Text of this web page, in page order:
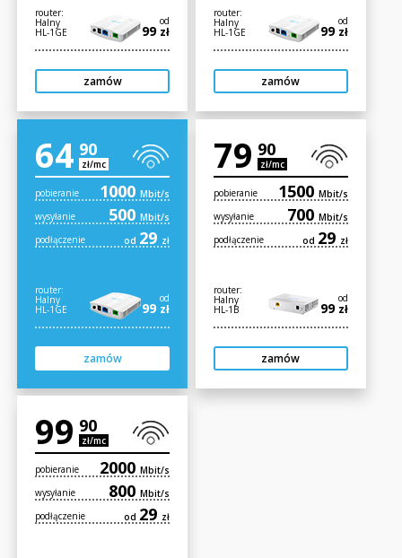
router:
Halny
HL-1GE
od
99 zł
zamów
router:
Halny
HL-1GE
od
99 zł
zamów
6490
zł/mc
pobieranie 1000Mbit/s
wysyłanie
500Mbit/s
podłączenie
od 29 zł
router:
Halny
HL-1GE
od
99 zł
zamów
7990
zł/mc
pobieranie 1500 Mbit/s
wysyłanie
700 Mbit/s
podłączenie
od 29 zł
router:
Halny
HL-1B
od
99 zł
zamów
9990
zł/mc
pobieranie 2000Mbit/s
wysyłanie
800Mbit/s
podłączenie
od 29 zł